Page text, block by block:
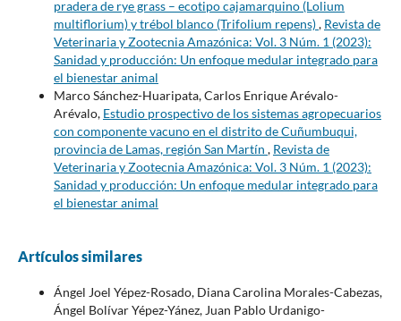
pradera de rye grass – ecotipo cajamarquino (Lolium
multiflorium) y trébol blanco (Trifolium repens), Revista de
Veterinaria y Zootecnia Amazónica: Vol. 3 Núm. 1 (2023):
Sanidad y producción: Un enfoque medular integrado para
el bienestar animal
Marco Sánchez-Huaripata, Carlos Enrique Arévalo-
Arévalo, Estudio prospectivo de los sistemas agropecuarios
con componente vacuno en el distrito de Cuñumbuqui,
provincia de Lamas, región San Martín , Revista de
Veterinaria y Zootecnia Amazónica: Vol. 3 Núm. 1 (2023):
Sanidad y producción: Un enfoque medular integrado para
el bienestar animal
Artículos similares
Ángel Joel Yépez-Rosado, Diana Carolina Morales-Cabezas,
Ángel Bolívar Yépez-Yánez, Juan Pablo Urdanigo-